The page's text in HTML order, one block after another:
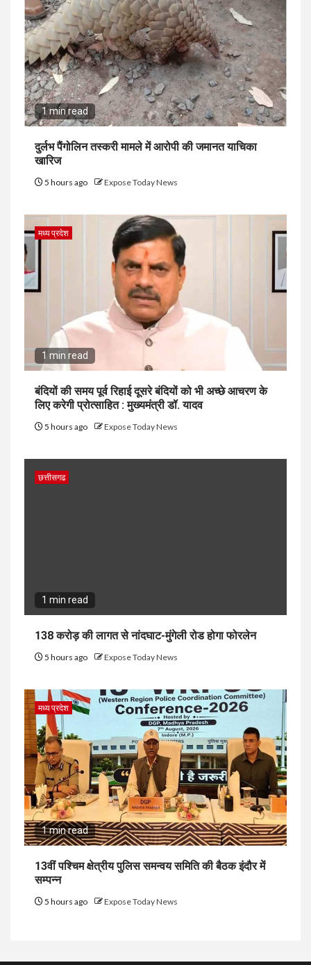
1 min read
दुर्लभ पैंगोलिन तस्करी मामले में आरोपी की जमानत याचिका
खारिज
5 hours ago Expose Today News
मध्य प्रदेश
1 min read
बंदियों की समय पूर्व रिहाई दूसरे बंदियों को भी अच्छे आचरण के
लिए करेगी प्रोत्साहित : मुख्यमंत्री डॉ. यादव
5 hours ago Expose Today News
छत्तीसगढ
1 min read
138 करोड़ की लागत से नांदघाट-मुंगेली रोड होगा फोरलेन
5 hours ago Expose Today News
मध्य प्रदेश
1 min read
13वीं पश्चिम क्षेत्रीय पुलिस समन्वय समिति की बैठक इंदौर में
सम्पन्न
5 hours ago Expose Today News